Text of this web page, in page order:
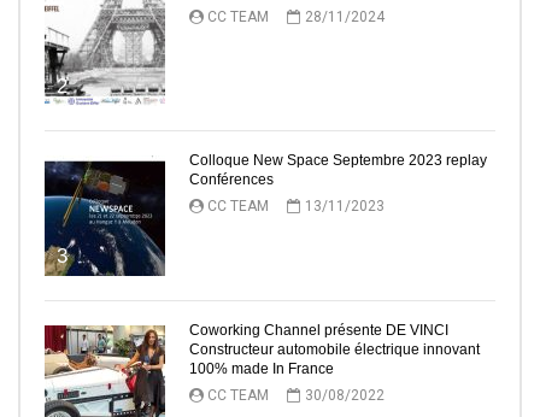
2
CC TEAM
28/11/2024
3
Colloque New Space Septembre 2023 replay
Conférences
CC TEAM
13/11/2023
Coworking Channel présente DE VINCI
Constructeur automobile électrique innovant
100% made In France
CC TEAM
30/08/2022